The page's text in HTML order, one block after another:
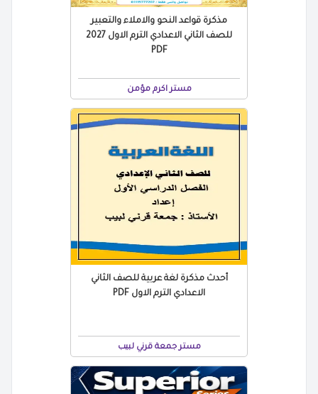
مذكرة قواعد النحو والاملاء والتعبير
للصف الثاني الاعدادي الترم الاول 2027
PDF
مستر اكرم مؤمن
أحدث مذكرة لغة عربية للصف الثاني
الاعدادي الترم الاول PDF
مستر جمعة قرني لبيب